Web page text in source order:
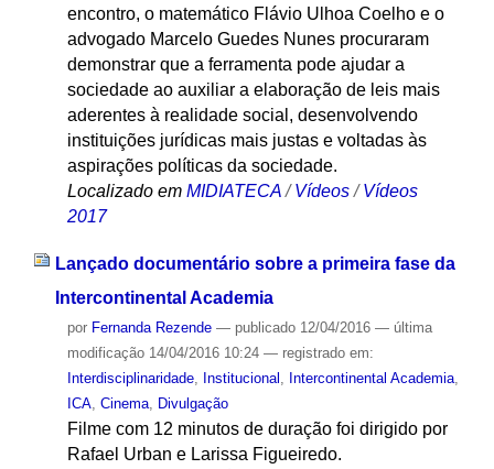
encontro, o matemático Flávio Ulhoa Coelho e o
advogado Marcelo Guedes Nunes procuraram
demonstrar que a ferramenta pode ajudar a
sociedade ao auxiliar a elaboração de leis mais
aderentes à realidade social, desenvolvendo
instituições jurídicas mais justas e voltadas às
aspirações políticas da sociedade.
Localizado em MIDIATECA /Vídeos /Vídeos
2017
Lançado documentário sobre a primeira fase da
Intercontinental Academia
por Fernanda Rezende — publicado12/04/2016 — última
modificação14/04/2016 10:24 — registrado em:
Interdisciplinaridade, Institucional , Intercontinental Academia,
ICA, Cinema, Divulgação
Filme com 12 minutos de duração foi dirigido por
Rafael Urban e Larissa Figueiredo.